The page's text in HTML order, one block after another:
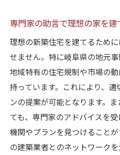
専門家の助言で理想の家を建
理想の新築住宅を建てるため
せません。特に岐阜県の地元
地域特有の住宅規制や市場の
持っています。これにより、
ンの提案が可能となります。
ても、専門家のアドバイスを
機関やプランを見つけること
の建築業者とのネットワーク